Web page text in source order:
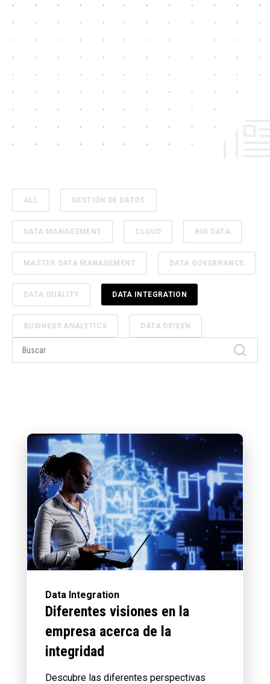
ALL GESTIÓN DE DATOS
DATA MANAGEMENT CLOUD BIG DATA
MASTER DATA MANAGEMENT DATA GOVERNANCE
DATA QUALITY DATA INTEGRATION
BUSINESS ANALYTICS DATA DRIVEN
Data Integration
Diferentes visiones en la
empresa acerca de la
integridad
Descubre las diferentes perspectivas